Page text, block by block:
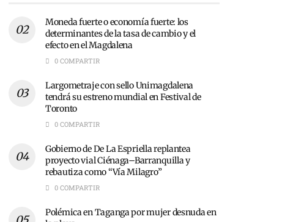
Moneda fuerte o economía fuerte: los
determinantes de la tasa de cambio y el
efecto en el Magdalena
0 COMPARTIR
Largometraje con sello Unimagdalena
tendrá su estreno mundial en Festival de
Toronto
0 COMPARTIR
Gobierno de De La Espriella replantea
proyecto vial Ciénaga–Barranquilla y
rebautiza como “Vía Milagro”
0 COMPARTIR
Polémica en Taganga por mujer desnuda en